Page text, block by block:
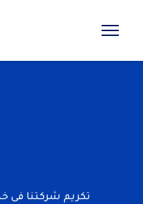
تكريم شركتنا